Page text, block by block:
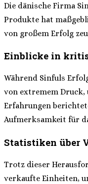
Die dänische Firma
Produkte hat
von großem Erfolg
Einblicke in
Während Sinfuls
von extremem Druck,
Erfahrungen
Aufmerksamkeit für
Statistiken über
Trotz dieser
verkaufte Einheiten,